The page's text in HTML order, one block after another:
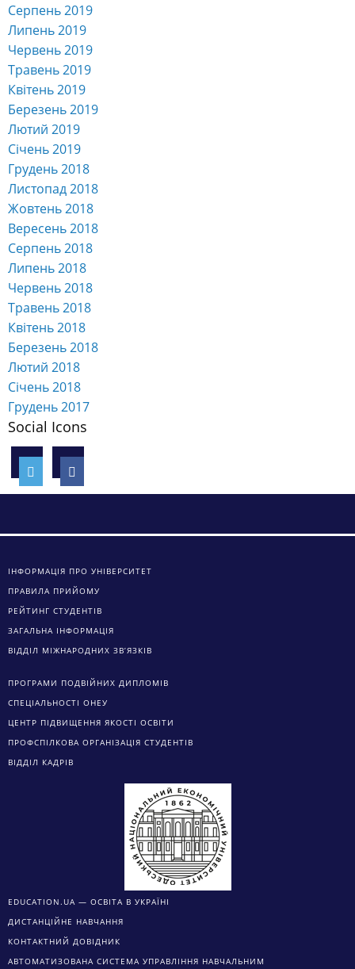
Серпень 2019
Липень 2019
Червень 2019
Травень 2019
Квітень 2019
Березень 2019
Лютий 2019
Січень 2019
Грудень 2018
Листопад 2018
Жовтень 2018
Вересень 2018
Серпень 2018
Липень 2018
Червень 2018
Травень 2018
Квітень 2018
Березень 2018
Лютий 2018
Січень 2018
Грудень 2017
Social Icons
ІНФОРМАЦІЯ ПРО УНІВЕРСИТЕТ
ПРАВИЛА ПРИЙОМУ
РЕЙТИНГ СТУДЕНТІВ
ЗАГАЛЬНА ІНФОРМАЦІЯ
ВІДДІЛ МІЖНАРОДНИХ ЗВ’ЯЗКІВ
ПРОГРАМИ ПОДВІЙНИХ ДИПЛОМІВ
СПЕЦІАЛЬНОСТІ ОНЕУ
ЦЕНТР ПІДВИЩЕННЯ ЯКОСТІ ОСВІТИ
ПРОФСПІЛКОВА ОРГАНІЗАЦІЯ СТУДЕНТІВ
ВІДДІЛ КАДРІВ
EDUCATION.UA — ОСВІТА В УКРАЇНІ
ДИСТАНЦІЙНЕ НАВЧАННЯ
КОНТАКТНИЙ ДОВІДНИК
АВТОМАТИЗОВАНА СИСТЕМА УПРАВЛІННЯ НАВЧАЛЬНИМ